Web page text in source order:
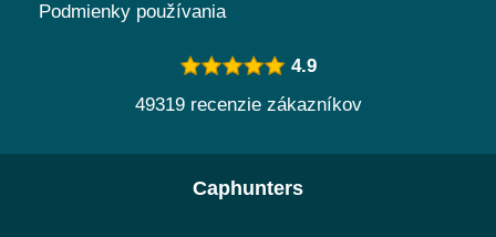
Podmienky používania
4.9
49319 recenzie zákazníkov
Caphunters